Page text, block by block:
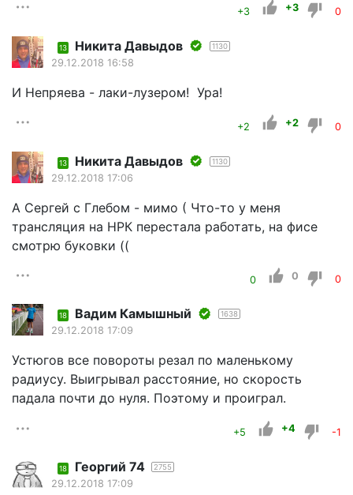
+3 +3 0
13 Никита Давыдов 1130
29.12.2018 16:58
И Непряева - лаки-лузером! Ура!
+2 +2 0
13 Никита Давыдов 1130
29.12.2018 17:06
А Сергей с Глебом - мимо ( Что-то у меня
трансляция на НРК перестала работать, на фисе
смотрю буковки ((
0 0 0
18 Вадим Камышный 1638
29.12.2018 17:09
Устюгов все повороты резал по маленькому
радиусу. Выигрывал расстояние, но скорость
падала почти до нуля. Поэтому и проиграл.
+5 +4 -1
18 Георгий 74 2755
29.12.2018 17:09